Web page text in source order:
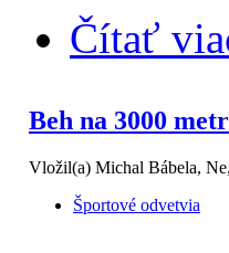
Čítať
Beh na 3000
Vložil(a) Michal Bábela,
Športové odvetvia